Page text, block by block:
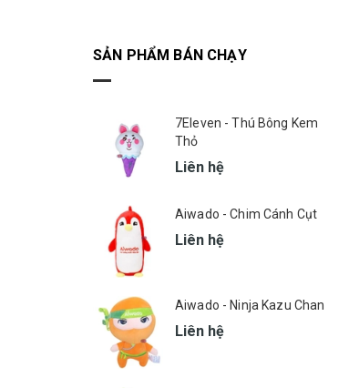
SẢN PHẨM BÁN CHẠY
7Eleven - Thú Bông Kem
Thỏ
Liên hệ
Aiwado - Chim Cánh Cụt
Liên hệ
Aiwado - Ninja Kazu Chan
Liên hệ